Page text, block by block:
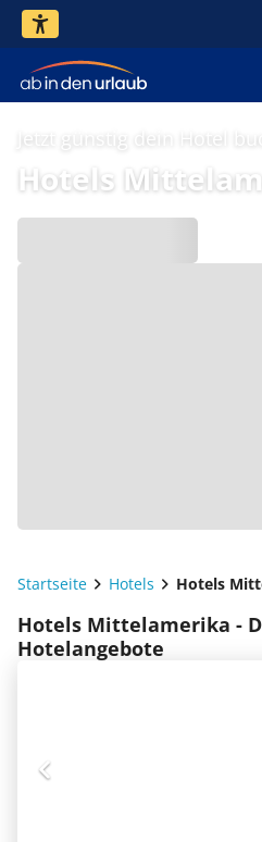
Jetzt günstig dein Hotel
Hotels
Startseite Hotels Hotels
Hotels Mittelamerika -
Hotelangebote